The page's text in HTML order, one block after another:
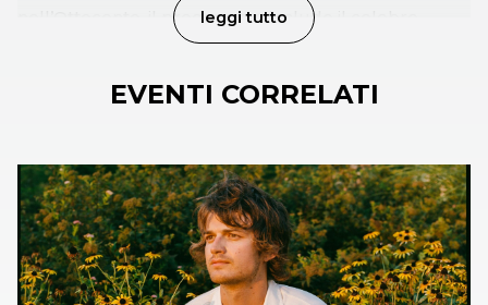
nell’Ottocento, il programma include il celebre
Valzer dei fiori da Lo Schiaccianoci di Ciaikovsky, due
dall’opera Orfeo all’Inferno di Offenbach. Si tratta
un’età scomparsa, trasfigurata dalla memoria, che ne
ha fatto, nell’immaginario collettivo, un luogo,
sospeso nel tempo, di serenità, di pace, di speranza,
quanto mai adatto all’atmosfera delle feste di fine
d’anno e all’attesa dell’anno nuovo.
leggi tutto
EVENTI CORRELATI